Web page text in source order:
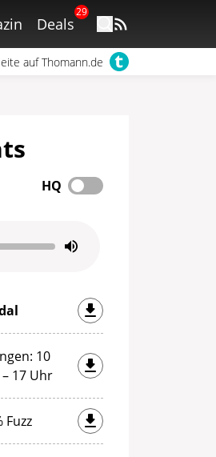
Deals
29
auf Thomann.de
HQ
10
17 Uhr
Fuzz